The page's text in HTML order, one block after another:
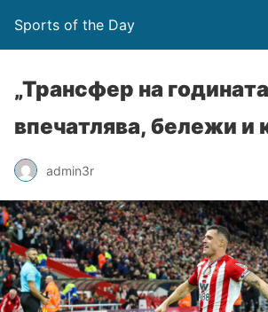
Sports of the Day
„Трансфер на
впечатлява, бележи и
admin3r